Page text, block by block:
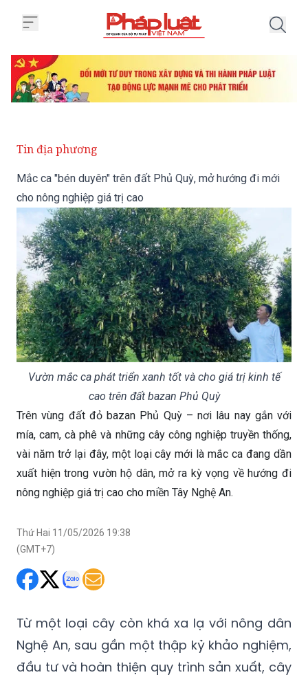
Tin địa phương
Mắc ca "bén duyên" trên đất Phủ Quỳ, mở hướng đi mới
cho nông nghiệp giá trị cao
Vườn mắc ca phát triển xanh tốt và cho giá trị kinh tế
cao trên đất bazan Phủ Quỳ
Trên vùng đất đỏ bazan Phủ Quỳ – nơi lâu nay gắn với
mía, cam, cà phê và những cây công nghiệp truyền thống,
vài năm trở lại đây, một loại cây mới là mắc ca đang dần
xuất hiện trong vườn hộ dân, mở ra kỳ vọng về hướng đi
nông nghiệp giá trị cao cho miền Tây Nghệ An.
Thứ Hai 11/05/2026 19:38
(GMT+7)
Từ một loại cây còn khá xa lạ với nông dân
Nghệ An, sau gần một thập kỷ khảo nghiệm,
đầu tư và hoàn thiện quy trình sản xuất, cây